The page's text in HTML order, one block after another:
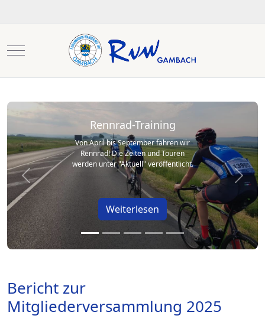
Mobile Menu Toggle
Rennrad-Training
Von April bis September fahren wir
Rennrad! Die Zeiten und Touren
werden unter "Aktuell" veröffentlicht.
Weiterlesen
Previous Next
Bericht zur
Mitgliederversammlung 2025